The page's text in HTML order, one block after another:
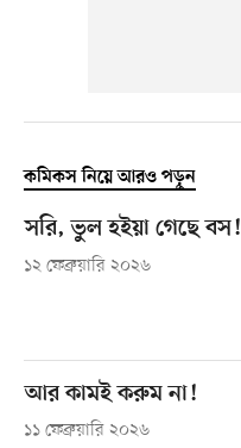
কমিকস নিয়ে আরও পড়ুন
সরি, ভুল হইয়া গেছে বস!
১২ ফেব্রুয়ারি ২০২৬
আর কামই করুম না!
১১ ফেব্রুয়ারি ২০২৬